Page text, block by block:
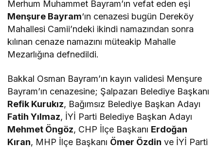
Merhum Muhammet Bayram’ın vefat eden eşi
Menşure Bayram‘ın cenazesi bugün Dereköy
Mahallesi Camii’ndeki ikindi namazından sonra
kılınan cenaze namazını müteakip Mahalle
Mezarlığına defnedildi.
Bakkal Osman Bayram’ın kayın validesi Menşure
Bayram’ın cenazesine; Şalpazarı Belediye Başkanı
Refik Kurukız, Bağımsız Belediye Başkan Adayı
Fatih Yılmaz, İYİ Parti Belediye Başkan Adayı
Mehmet Öngöz, CHP İlçe Başkanı Erdoğan
Kıran, MHP İlçe Başkanı Ömer Özdin ve İYİ Parti